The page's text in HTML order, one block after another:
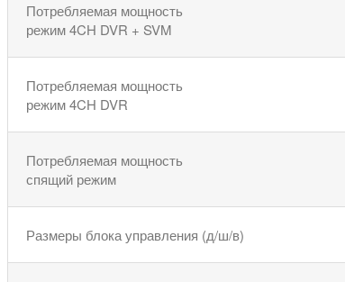
Потребляемая мощность
режим 4CH DVR + SVM
Потребляемая мощность
режим 4CH DVR
Потребляемая мощность
спящий режим
Размеры блока управления (д/ш/в)